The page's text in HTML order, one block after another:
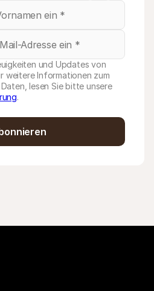
und Updates von
weitere Informationen zum
lesen Sie bitte unsere
.